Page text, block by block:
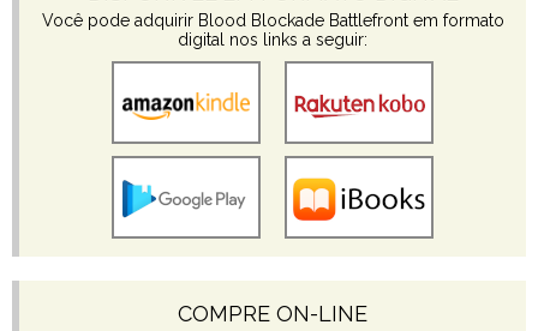
Você pode adquirir Blood Blockade Battlefront em formato
digital nos links a seguir:
COMPRE ON-LINE